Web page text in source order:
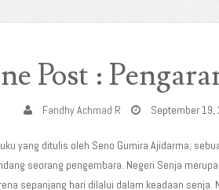
Post :
Fandhy Achmad R September 19,
yang ditulis oleh Seno Gumira Ajidarma;
seorang pengembara. Negeri Senja
sepanjang hari dilalui dalam keadaan senja.